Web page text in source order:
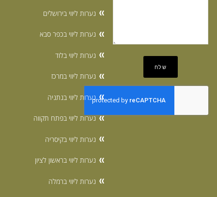
נערות ליווי בירושלים
נערות ליווי בכפר סבא
נערות ליווי בלוד
נערות ליווי במרכז
נערות ליווי בנתניה
נערות ליווי בפתח תקווה
נערות ליווי בקיסריה
נערות ליווי בראשון לציון
נערות ליווי ברמלה